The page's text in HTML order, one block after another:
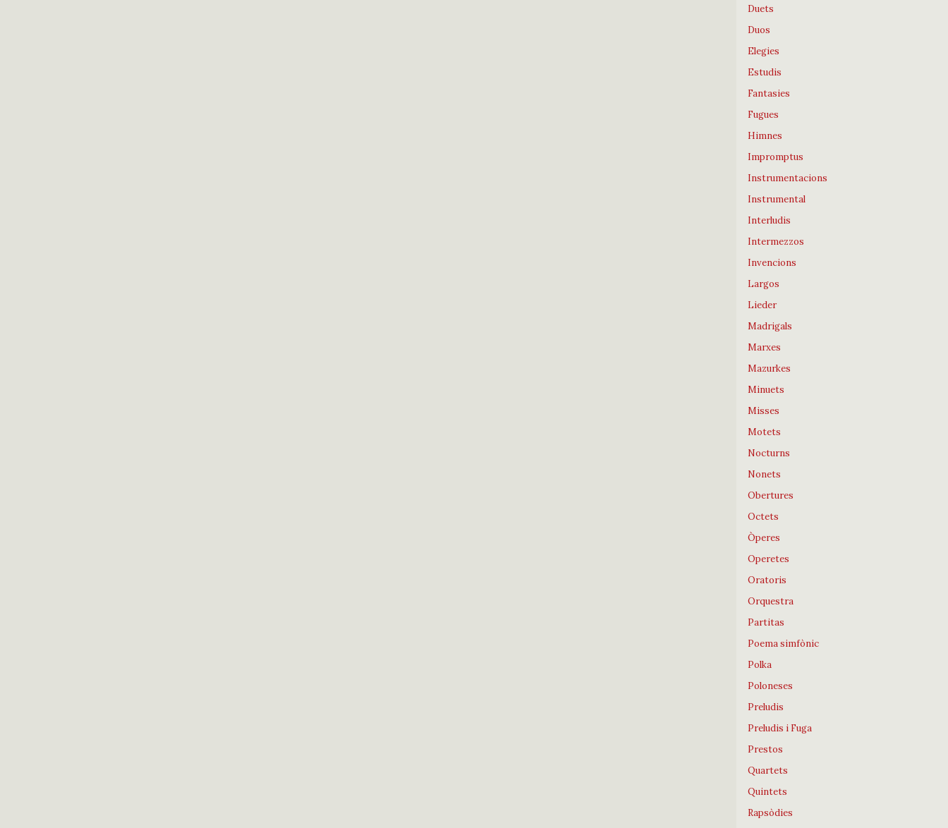
Duets
Duos
Elegies
Estudis
Fantasies
Fugues
Himnes
Impromptus
Instrumentacions
Instrumental
Interludis
Intermezzos
Invencions
Largos
Lieder
Madrigals
Marxes
Mazurkes
Minuets
Misses
Motets
Nocturns
Nonets
Obertures
Octets
Òperes
Operetes
Oratoris
Orquestra
Partitas
Poema simfònic
Polka
Poloneses
Preludis
Preludis i Fuga
Prestos
Quartets
Quintets
Rapsòdies